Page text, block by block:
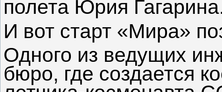
полета Юрия
И вот старт «Мира»
Одного из ведущих
бюро, где создается